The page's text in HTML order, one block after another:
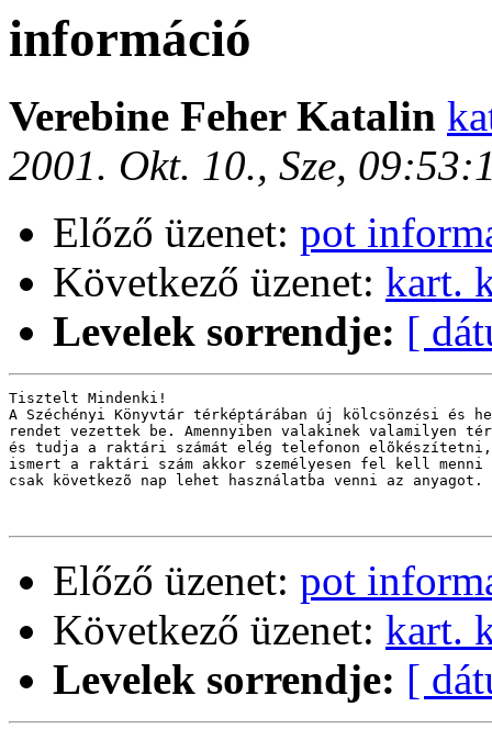
információ
Verebine Feher Katalin
2001. Okt. 10., Sze,
Előző üzenet: pot
Következő üzenet: kart.
Levelek sorrendje: [
Tisztelt Mindenki!
A Széchényi Könyvtár térképtárában új kölcsönzési és
rendet vezettek be. Amennyiben valakinek valamilyen
és tudja a raktári számát elég telefonon elõkészítetni,
ismert a raktári szám akkor személyesen fel kell
csak következõ nap lehet használatba venni az anyagot.
Előző üzenet: pot
Következő üzenet: kart.
Levelek sorrendje: [